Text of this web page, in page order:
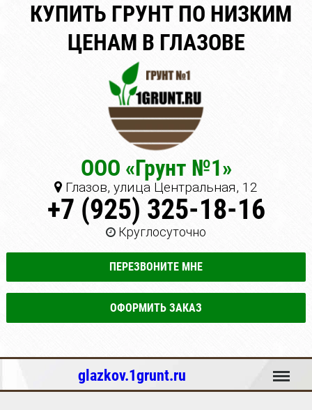
КУПИТЬ ГРУНТ ПО НИЗКИМ
ЦЕНАМ В ГЛАЗОВЕ
ООО «Грунт №1»
Глазов, улица Центральная, 12
+7 (925) 325-18-16
Круглосуточно
ПЕРЕЗВОНИТЕ МНЕ
ОФОРМИТЬ ЗАКАЗ
glazkov.1grunt.ru Меню